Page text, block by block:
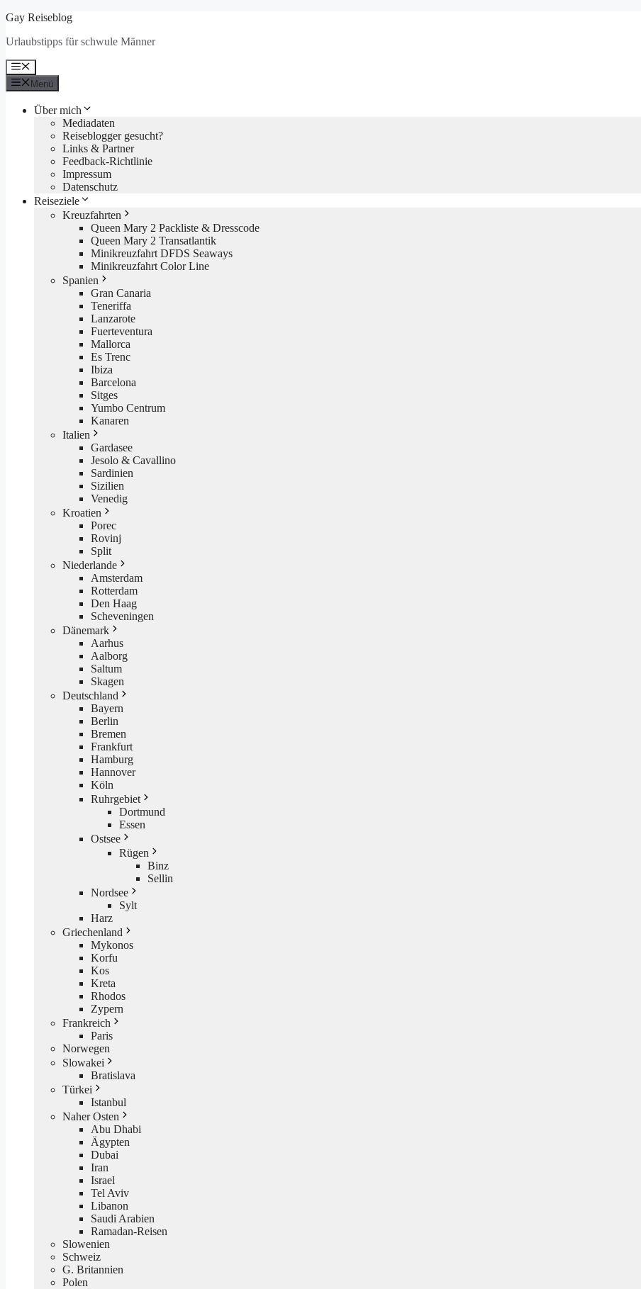
Zum
springen
Gay Reiseblog
Urlaubstipps für schwule Männer
Menü
Menü
Über mich
Mediadaten
Reiseblogger gesucht?
Links & Partner
Feedback-Richtlinie
Impressum
Datenschutz
Reiseziele
Kreuzfahrten
Queen Mary 2 Packliste & Dresscode
Queen Mary 2 Transatlantik
Minikreuzfahrt DFDS Seaways
Minikreuzfahrt Color Line
Spanien
Gran Canaria
Teneriffa
Lanzarote
Fuerteventura
Mallorca
Es Trenc
Ibiza
Barcelona
Sitges
Yumbo Centrum
Kanaren
Italien
Gardasee
Jesolo & Cavallino
Sardinien
Sizilien
Venedig
Kroatien
Porec
Rovinj
Split
Niederlande
Amsterdam
Rotterdam
Den Haag
Scheveningen
Dänemark
Aarhus
Aalborg
Saltum
Skagen
Deutschland
Bayern
Berlin
Bremen
Frankfurt
Hamburg
Hannover
Köln
Ruhrgebiet
Dortmund
Essen
Ostsee
Rügen
Binz
Sellin
Nordsee
Sylt
Harz
Griechenland
Mykonos
Korfu
Kos
Kreta
Rhodos
Zypern
Frankreich
Paris
Norwegen
Slowakei
Bratislava
Türkei
Istanbul
Naher Osten
Abu Dhabi
Ägypten
Dubai
Iran
Israel
Tel Aviv
Libanon
Saudi Arabien
Ramadan-Reisen
Slowenien
Schweiz
G. Britannien
Polen